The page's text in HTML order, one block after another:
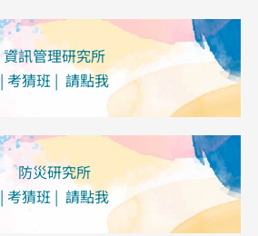
資訊管理研究所
| 考猜班 | 請點我
防災研究所
| 考猜班 | 請點我